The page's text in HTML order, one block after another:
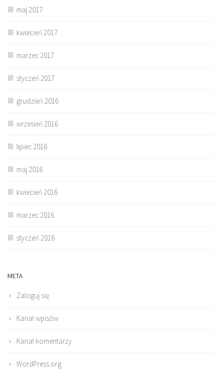
maj 2017
kwiecień 2017
marzec 2017
styczeń 2017
grudzień 2016
wrzesień 2016
lipiec 2016
maj 2016
kwiecień 2016
marzec 2016
styczeń 2016
META
Zaloguj się
Kanał wpisów
Kanał komentarzy
WordPress.org